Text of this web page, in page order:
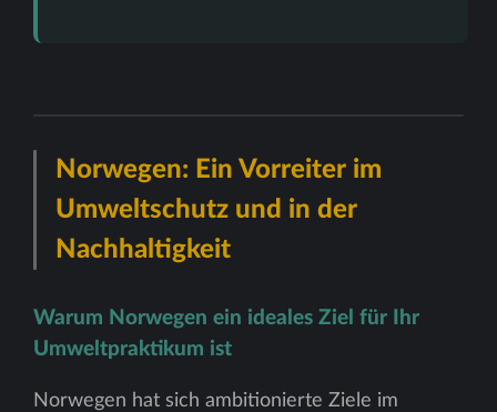
Norwegen: Ein Vorreiter im
Umweltschutz und in der
Nachhaltigkeit
Warum Norwegen ein ideales Ziel für Ihr
Umweltpraktikum ist
Norwegen hat sich ambitionierte Ziele im